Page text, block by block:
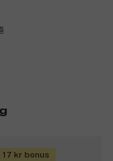
och hals. Stryk
17 kr bonus